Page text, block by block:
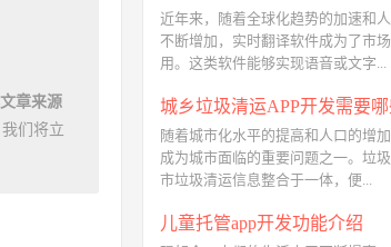
章来源
们将立
近年来，随着全球化趋势的加速和
不断增加，实时翻译软件成为了市
用。这类软件能够实现语音或文字...
城乡垃圾清运APP开发需要
随着城市化水平的提高和人口的增
成为城市面临的重要问题之一。垃
市垃圾清运信息整合于一体，便...
儿童托管app开发功能介绍